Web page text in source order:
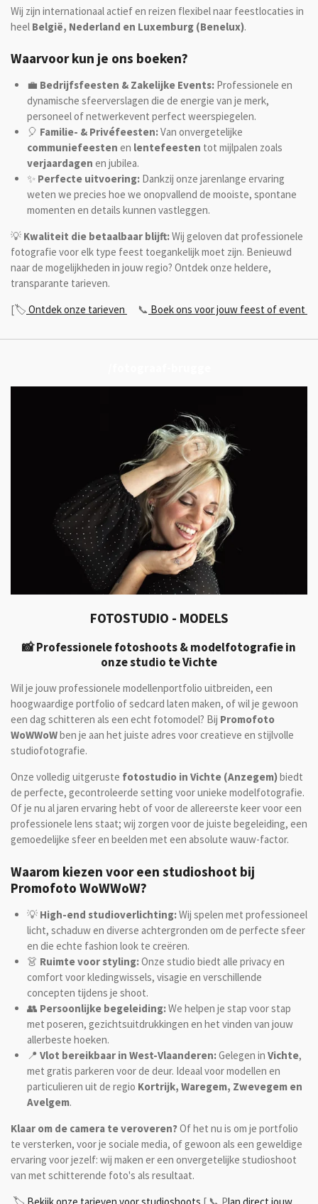
Wij zijn internationaal actief en reizen flexibel naar feestlocaties in
heel België, Nederland en Luxemburg (Benelux).
Waarvoor kun je ons boeken?
💼 Bedrijfsfeesten & Zakelijke Events:Professionele en
dynamische sfeerverslagen die de energie van je merk,
personeel of netwerkevent perfect weerspiegelen.
🎈 Familie- & Privéfeesten:Van onvergetelijke
communiefeesten en lentefeesten tot mijlpalen zoals
verjaardagen en jubilea.
✨ Perfecte uitvoering:Dankzij onze jarenlange ervaring
weten we precies hoe we onopvallend de mooiste, spontane
momenten en details kunnen vastleggen.
💡 Kwaliteit die betaalbaar blijft:Wij geloven dat professionele
fotografie voor elk type feest toegankelijk moet zijn. Benieuwd
naar de mogelijkheden in jouw regio? Ontdek onze heldere,
transparante tarieven.
[🏷️ Ontdek onze tarieven 📞 Boek ons voor jouw feest of event
FOTOSTUDIO - MODELS
📸 Professionele fotoshoots & modelfotografie in
onze studio te Vichte
Wil je jouw professionele modellenportfolio uitbreiden, een
hoogwaardige portfolio of sedcard laten maken, of wil je gewoon
een dag schitteren als een echt fotomodel? Bij Promofoto
WoWWoWben je aan het juiste adres voor creatieve en stijlvolle
studiofotografie.
Onze volledig uitgeruste fotostudio in Vichte (Anzegem)biedt
de perfecte, gecontroleerde setting voor unieke modelfotografie.
Of je nu al jaren ervaring hebt of voor de allereerste keer voor een
professionele lens staat; wij zorgen voor de juiste begeleiding, een
gemoedelijke sfeer en beelden met een absolute wauw-factor.
Waarom kiezen voor een studioshoot bij
Promofoto WoWWoW?
💡 High-end studioverlichting:Wij spelen met professioneel
licht, schaduw en diverse achtergronden om de perfecte sfeer
en die echte fashion look te creëren.
👗 Ruimte voor styling:Onze studio biedt alle privacy en
comfort voor kledingwissels, visagie en verschillende
concepten tijdens je shoot.
👥 Persoonlijke begeleiding:We helpen je stap voor stap
met poseren, gezichtsuitdrukkingen en het vinden van jouw
allerbeste hoeken.
📍 Vlot bereikbaar in West-Vlaanderen:Gelegen in Vichte,
met gratis parkeren voor de deur. Ideaal voor modellen en
particulieren uit de regio Kortrijk, Waregem, Zwevegem en
Avelgem.
Klaar om de camera te veroveren?Of het nu is om je portfolio
te versterken, voor je sociale media, of gewoon als een geweldige
ervaring voor jezelf: wij maken er een onvergetelijke studioshoot
van met schitterende foto's als resultaat.